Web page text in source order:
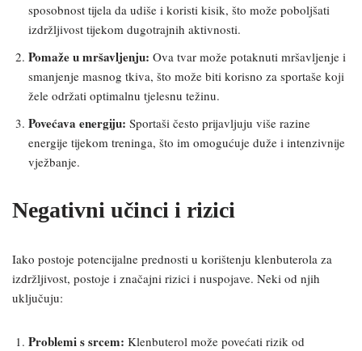
sposobnost tijela da udiše i koristi kisik, što može poboljšati
izdržljivost tijekom dugotrajnih aktivnosti.
Pomaže u mršavljenju: Ova tvar može potaknuti mršavljenje i
smanjenje masnog tkiva, što može biti korisno za sportaše koji
žele održati optimalnu tjelesnu težinu.
Povećava energiju: Sportaši često prijavljuju više razine
energije tijekom treninga, što im omogućuje duže i intenzivnije
vježbanje.
Negativni učinci i rizici
Iako postoje potencijalne prednosti u korištenju klenbuterola za
izdržljivost, postoje i značajni rizici i nuspojave. Neki od njih
uključuju:
Problemi s srcem: Klenbuterol može povećati rizik od